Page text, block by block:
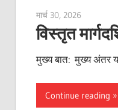
मार्च 30, 2026curtis
विस्तृत
मुख्य बात: मुख्य अंतर
Continue reading